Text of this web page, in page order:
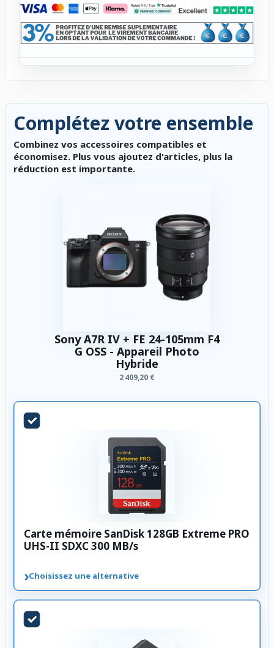
Complétez votre ensemble
Combinez vos accessoires compatibles et
économisez. Plus vous ajoutez d'articles, plus la
réduction est importante.
Sony A7R IV + FE 24-105mm F4
G OSS - Appareil Photo
Hybride
2 409,20 €
Carte mémoire SanDisk 128GB Extreme PRO
UHS-II SDXC 300 MB/s
›Choisissez une alternative